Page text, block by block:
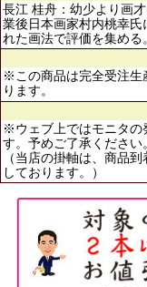
長江 桂舟：幼少より画
業後日本画家村内桃幸
れた画法で評価を集める
※この商品は完全受注生
ります。
※ウェブ上ではモニタの
す。予めご了承ください
（当店の掛軸は、商品
しております。）